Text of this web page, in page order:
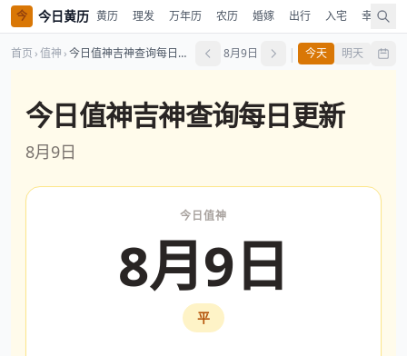
今 今日黄历 黄历 理发 万年历 农历 婚嫁 出行 入宅 幸运色
首页 ›值神 › 今日值神吉神查询每日更新 8月9日 | 今天 明天
今日值神吉神查询每日更新
8月9日
今日值神
8月9日
平